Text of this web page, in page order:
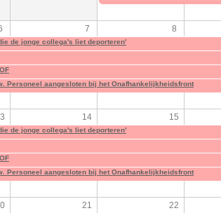
7 8
de jonge collega's liet deporteren'
Personeel aangesloten bij het Onafhankelijkheidsfront
14 15
de jonge collega's liet deporteren'
Personeel aangesloten bij het Onafhankelijkheidsfront
21 22